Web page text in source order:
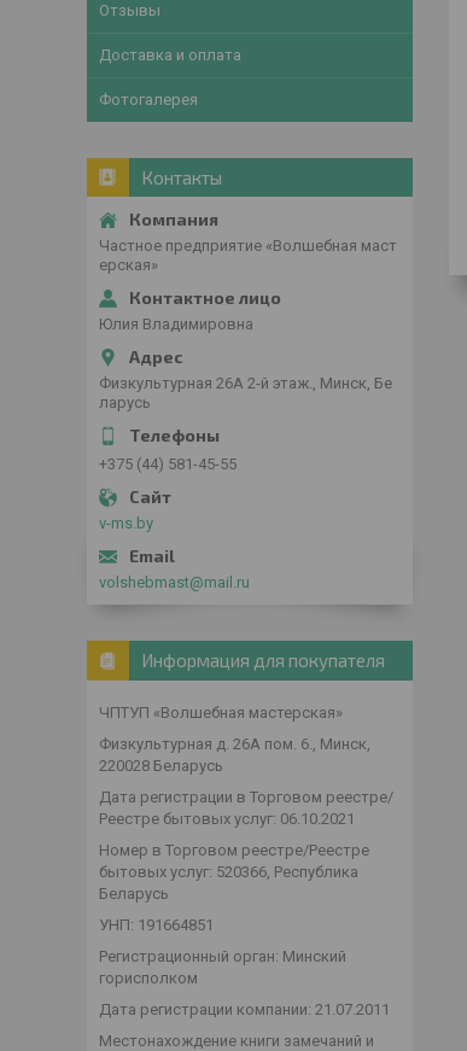
Отзывы
Доставка и оплата
Фотогалерея
Контакты
Частное предприятие «Волшебная маст
ерская»
Юлия Владимировна
Физкультурная 26А 2-й этаж., Минск, Бе
ларусь
+375 (44) 581-45-55
v-ms.by
volshebmast@mail.ru
Информация для покупателя
ЧПТУП «Волшебная мастерская»
Физкультурная д. 26А пом. 6., Минск,
220028 Беларусь
Дата регистрации в Торговом реестре/
Реестре бытовых услуг: 06.10.2021
Номер в Торговом реестре/Реестре
бытовых услуг: 520366, Республика
Беларусь
УНП: 191664851
Регистрационный орган: Минский
горисполком
Дата регистрации компании: 21.07.2011
Местонахождение книги замечаний и